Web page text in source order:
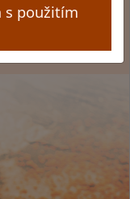
s použitím
18 let. Copyright
All rights